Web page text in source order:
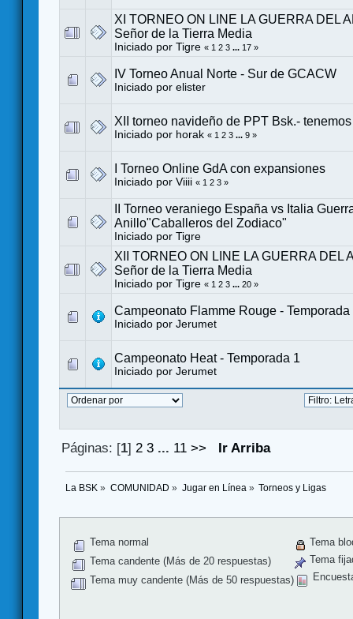
XI TORNEO ON LINE LA GUERRA DEL
Señor de la Tierra Media
Iniciado por Tigre « 1 2 3 ... 17 »
IV Torneo Anual Norte - Sur de GCACW
Iniciado por elister
XII torneo navideño de PPT Bsk.-
Iniciado por horak « 1 2 3 ... 9 »
I Torneo Online GdA con expansiones
Iniciado por Viiii « 1 2 3 »
II Torneo veraniego España vs Italia
Anillo"Caballeros del Zodiaco"
Iniciado por Tigre
XII TORNEO ON LINE LA GUERRA DEL
Señor de la Tierra Media
Iniciado por Tigre « 1 2 3 ... 20 »
Campeonato Flamme Rouge - Temporada
Iniciado por Jerumet
Campeonato Heat - Temporada 1
Iniciado por Jerumet
Páginas: [1] 2 3 ... 11 >> Ir Arriba
La BSK » COMUNIDAD » Jugar en Línea » Torneos y Ligas
Tema normal
Tema candente (Más de 20 respuestas)
Tema muy candente (Más de 50 respuestas)
Tema
Tema